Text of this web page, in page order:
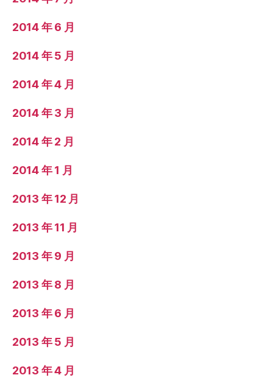
2014 年 6 月
2014 年 5 月
2014 年 4 月
2014 年 3 月
2014 年 2 月
2014 年 1 月
2013 年 12 月
2013 年 11 月
2013 年 9 月
2013 年 8 月
2013 年 6 月
2013 年 5 月
2013 年 4 月